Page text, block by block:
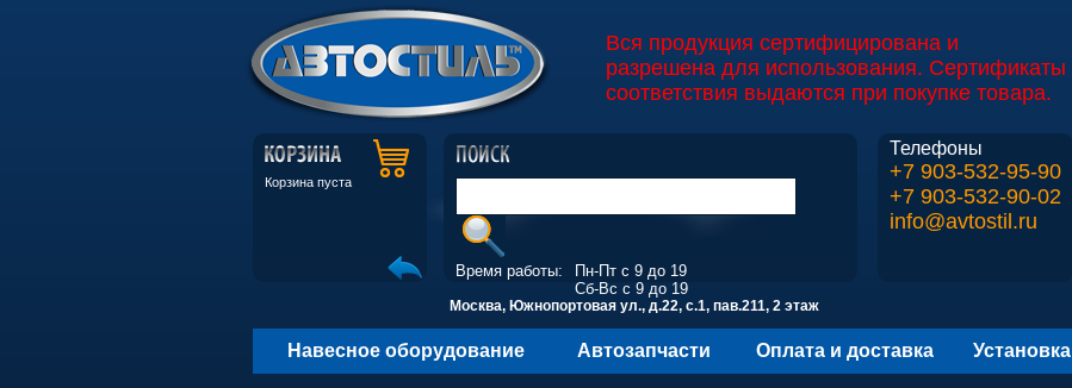
Вся продукция сертифицирована и
разрешена для использования. Сертификаты
соответствия выдаются при покупке товара.
Корзина пуста
Телефоны
+7 903-532-95-90
+7 903-532-90-02
info@avtostil.ru
Время работы:
Пн-Пт с 9 до 19
Сб-Вс с 9 до 19
Москва, Южнопортовая ул., д.22, с.1, пав.211, 2 этаж
Навесное оборудование Автозапчасти Оплата и доставка Установка